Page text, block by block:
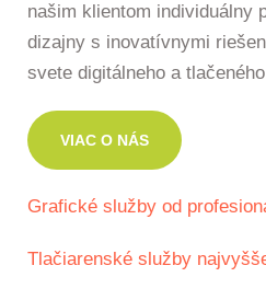
našim klientom individuálny
dizajny s inovatívnymi
svete digitálneho a
VIAC O NÁS
Grafické služby od
Tlačiarenské služby